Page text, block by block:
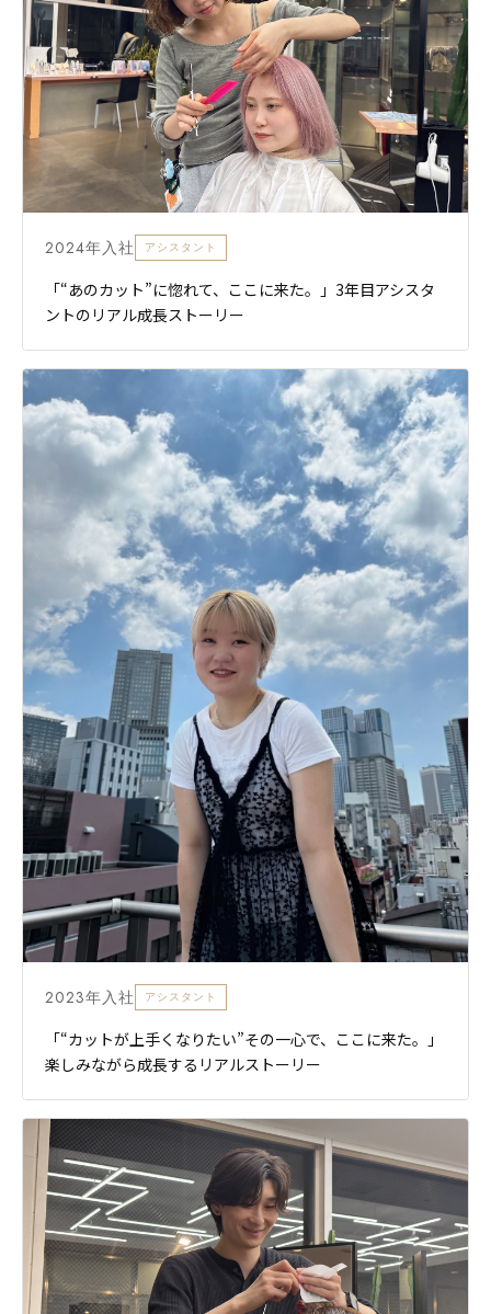
2024年入社 アシスタント
「“あのカット”に惚れて、ここに来た。」3年目アシスタ
ントのリアル成長ストーリー
2023年入社 アシスタント
「“カットが上手くなりたい”その一心で、ここに来た。」
楽しみながら成長するリアルストーリー